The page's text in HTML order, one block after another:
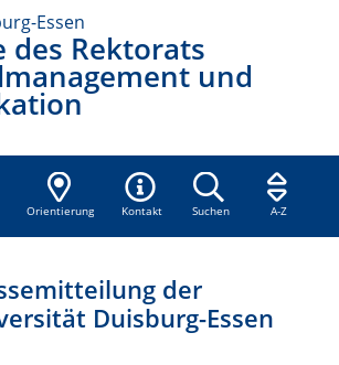
Essen
des Rektorats
und
Orientierung Kontakt Suchen A-Z
der
Duisburg-Essen